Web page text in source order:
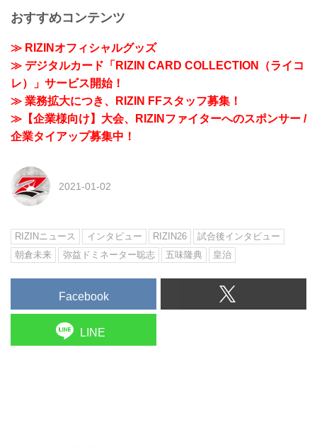
おすすめコンテンツ
≫ RIZINオフィシャルグッズ
≫ デジタルカード「RIZIN CARD COLLECTION（ライコ
レ）」サービス開始！
≫ 業務拡大につき、RIZIN FFスタッフ募集！
≫【企業様向け】大会、RIZINファイターへのスポンサー /
企業タイアップ募集中！
2021-01-02
RIZINニュース インタビュー RIZIN26
試合後インタビュー
朝倉未来
弥益ドミネーター聡志 五味隆典 皇治
Facebook
LINE